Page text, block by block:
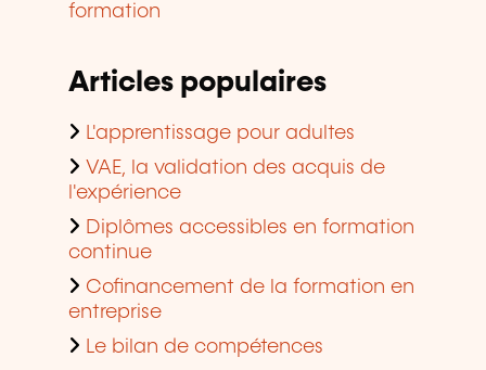
formation
Articles populaires
L'apprentissage pour adultes
VAE, la validation des acquis de
l'expérience
Diplômes accessibles en formation
continue
Cofinancement de la formation en
entreprise
Le bilan de compétences